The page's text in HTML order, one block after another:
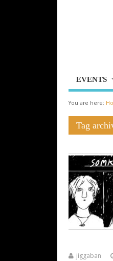
EVENTS
You are here:
Tag
jiggaban